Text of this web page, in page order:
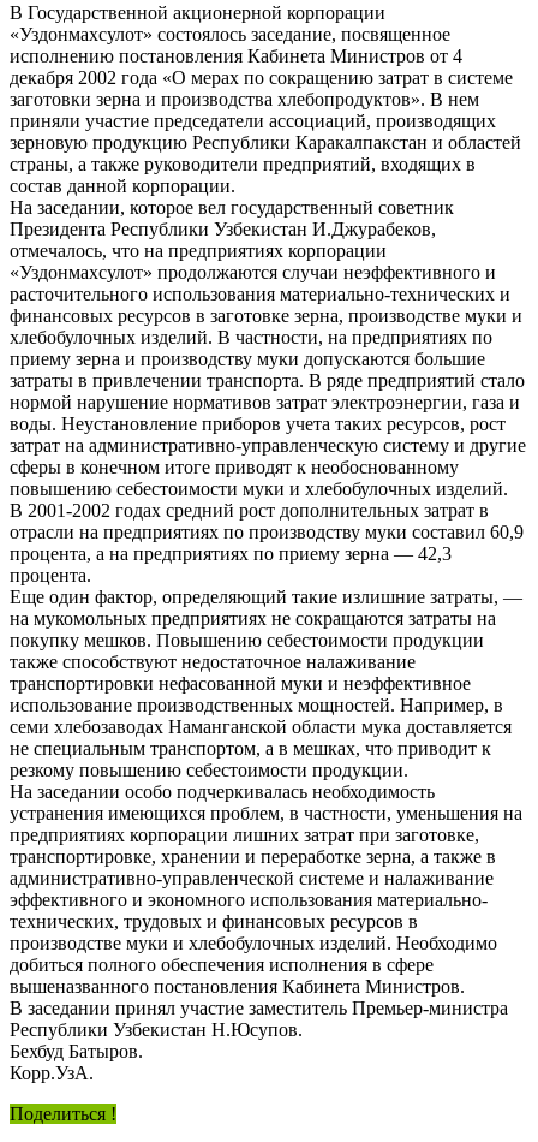
В Государственной акционерной корпорации
«Уздонмахсулот» состоялось заседание, посвященное
исполнению постановления Кабинета Министров от 4
декабря 2002 года «О мерах по сокращению затрат в системе
заготовки зерна и производства хлебопродуктов». В нем
приняли участие председатели ассоциаций, производящих
зерновую продукцию Республики Каракалпакстан и областей
страны, а также руководители предприятий, входящих в
состав данной корпорации.
На заседании, которое вел государственный советник
Президента Республики Узбекистан И.Джурабеков,
отмечалось, что на предприятиях корпорации
«Уздонмахсулот» продолжаются случаи неэффективного и
расточительного использования материально-технических и
финансовых ресурсов в заготовке зерна, производстве муки и
хлебобулочных изделий. В частности, на предприятиях по
приему зерна и производству муки допускаются большие
затраты в привлечении транспорта. В ряде предприятий стало
нормой нарушение нормативов затрат электроэнергии, газа и
воды. Неустановление приборов учета таких ресурсов, рост
затрат на административно-управленческую систему и другие
сферы в конечном итоге приводят к необоснованному
повышению себестоимости муки и хлебобулочных изделий.
В 2001-2002 годах средний рост дополнительных затрат в
отрасли на предприятиях по производству муки составил 60,9
процента, а на предприятиях по приему зерна — 42,3
процента.
Еще один фактор, определяющий такие излишние затраты, —
на мукомольных предприятиях не сокращаются затраты на
покупку мешков. Повышению себестоимости продукции
также способствуют недостаточное налаживание
транспортировки нефасованной муки и неэффективное
использование производственных мощностей. Например, в
семи хлебозаводах Наманганской области мука доставляется
не специальным транспортом, а в мешках, что приводит к
резкому повышению себестоимости продукции.
На заседании особо подчеркивалась необходимость
устранения имеющихся проблем, в частности, уменьшения на
предприятиях корпорации лишних затрат при заготовке,
транспортировке, хранении и переработке зерна, а также в
административно-управленческой системе и налаживание
эффективного и экономного использования материально-
технических, трудовых и финансовых ресурсов в
производстве муки и хлебобулочных изделий. Необходимо
добиться полного обеспечения исполнения в сфере
вышеназванного постановления Кабинета Министров.
В заседании принял участие заместитель Премьер-министра
Республики Узбекистан Н.Юсупов.
Бехбуд Батыров.
Корр.УзА.
Поделиться !